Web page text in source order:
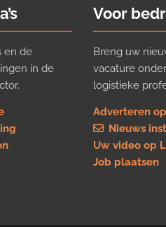
en de
in de
Voor
Breng uw
vacature
logistieke
Adverteren
Nieuws
Uw video op
Job plaatsen